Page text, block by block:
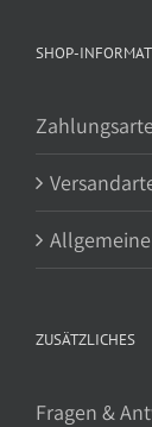
SHOP-
ZUSÄTZLICHES
Fragen &